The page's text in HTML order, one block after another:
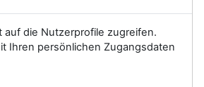
auf die Nutzerprofile zugreifen.
Ihren persönlichen Zugangsdaten